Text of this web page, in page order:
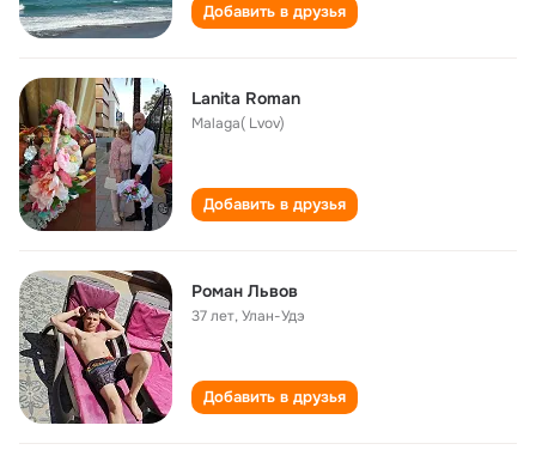
Добавить в друзья
Lanita Roman
Malaga( Lvov)
Добавить в друзья
Роман Львов
37 лет,Улан-Удэ
Добавить в друзья